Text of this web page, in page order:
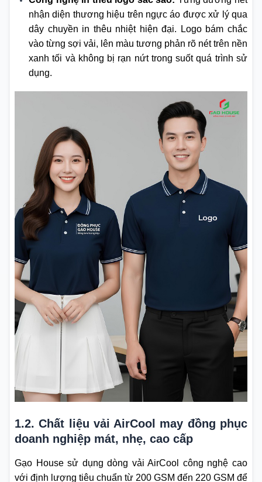
nhận diện thương hiệu trên ngực áo được xử lý qua
dây chuyền in thêu nhiệt hiện đại. Logo bám chắc
vào từng sợi vải, lên màu tương phản rõ nét trên nền
xanh tối và không bị rạn nứt trong suốt quá trình sử
dụng.
1.2. Chất liệu vải AirCool may đồng phục
doanh nghiệp mát, nhẹ, cao cấp
Gạo House sử dụng dòng vải AirCool công nghệ cao
với định lượng tiêu chuẩn từ 200 GSM đến 220 GSM để